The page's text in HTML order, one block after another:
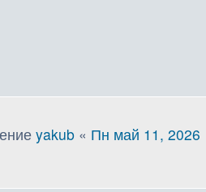
yakub « Пн май 11, 2026